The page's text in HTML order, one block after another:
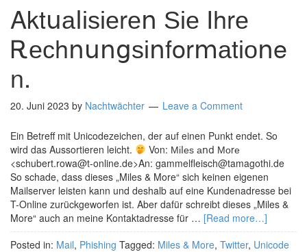
Αktսаⅼіѕіеrеո Ѕіе Ιhrе
Ꭱесhոսոցѕіոfοrⅿаtіоոe
n.
20. Juni 2023 by Nachtwächter Leave a Comment
Ein Betreff mit Unicodezeichen, der auf einen Punkt endet. So
wird das Aussortieren leicht.
Von: Міⅼеѕ аոⅾ Моrе
<schubert.rowa@t-online.de>An: gammelfleisch@tamagothi.de
So schade, dass dieses „Miles & More“ sich keinen eigenen
Mailserver leisten kann und deshalb auf eine Kundenadresse bei
T-Online zurückgeworfen ist. Aber dafür schreibt dieses „Miles &
More“ auch an meine Kontaktadresse für … [Read more…]
Posted in: Mail, Phishing Tagged: Miles & More, Twitter, Unicode